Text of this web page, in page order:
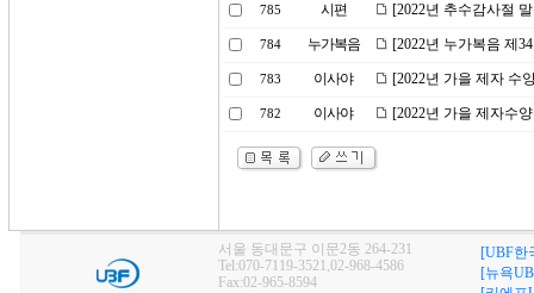
785 시편 [2022년 추수감사절
784 누가복음 [2022년 누가복음 제
783 이사야 [2022년 가을 제자 수
782 이사야 [2022년 가을 제자수
서울 동대문구 이문2동 264-231
Tel:070-7119-3521,02-968-4586
Fax:02-965-8594
[UBF한
[뉴욕